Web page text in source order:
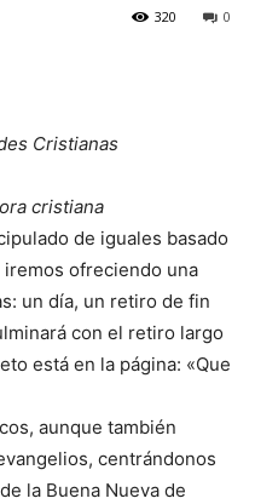
0
320
Cristianas
cristiana
de iguales basado
ofreciendo una
un día, un retiro de fin
con el retiro largo
está en la página: «Que
aunque también
centrándonos
la Buena Nueva de